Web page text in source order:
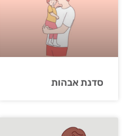
סדנת אבהות